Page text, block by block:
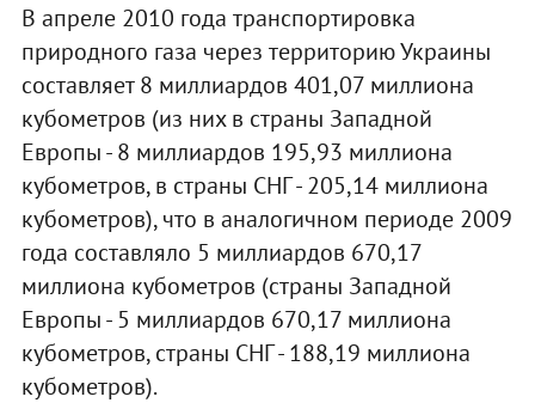
В апреле 2010 года транспортировка
природного газа через территорию Украины
составляет 8 миллиардов 401,07 миллиона
кубометров (из них в страны Западной
Европы - 8 миллиардов 195,93 миллиона
кубометров, в страны СНГ - 205,14 миллиона
кубометров), что в аналогичном периоде 2009
года составляло 5 миллиардов 670,17
миллиона кубометров (страны Западной
Европы - 5 миллиардов 670,17 миллиона
кубометров, страны СНГ - 188,19 миллиона
кубометров).